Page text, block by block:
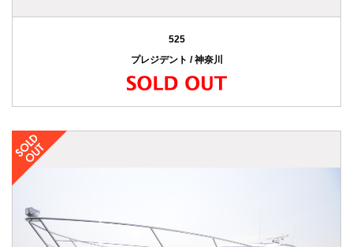
525
プレジデント / 神奈川